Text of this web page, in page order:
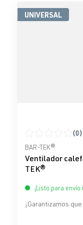
UNIVERSAL
Calificación
(0)
BAR-TEK®
Ventilador
TEK®
¡Listo para
¡Garantizamos